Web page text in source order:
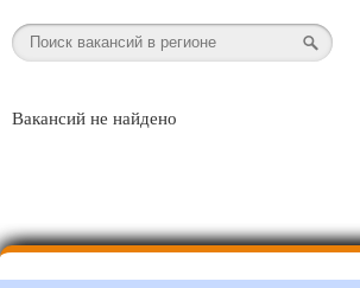
Вакансий не найдено